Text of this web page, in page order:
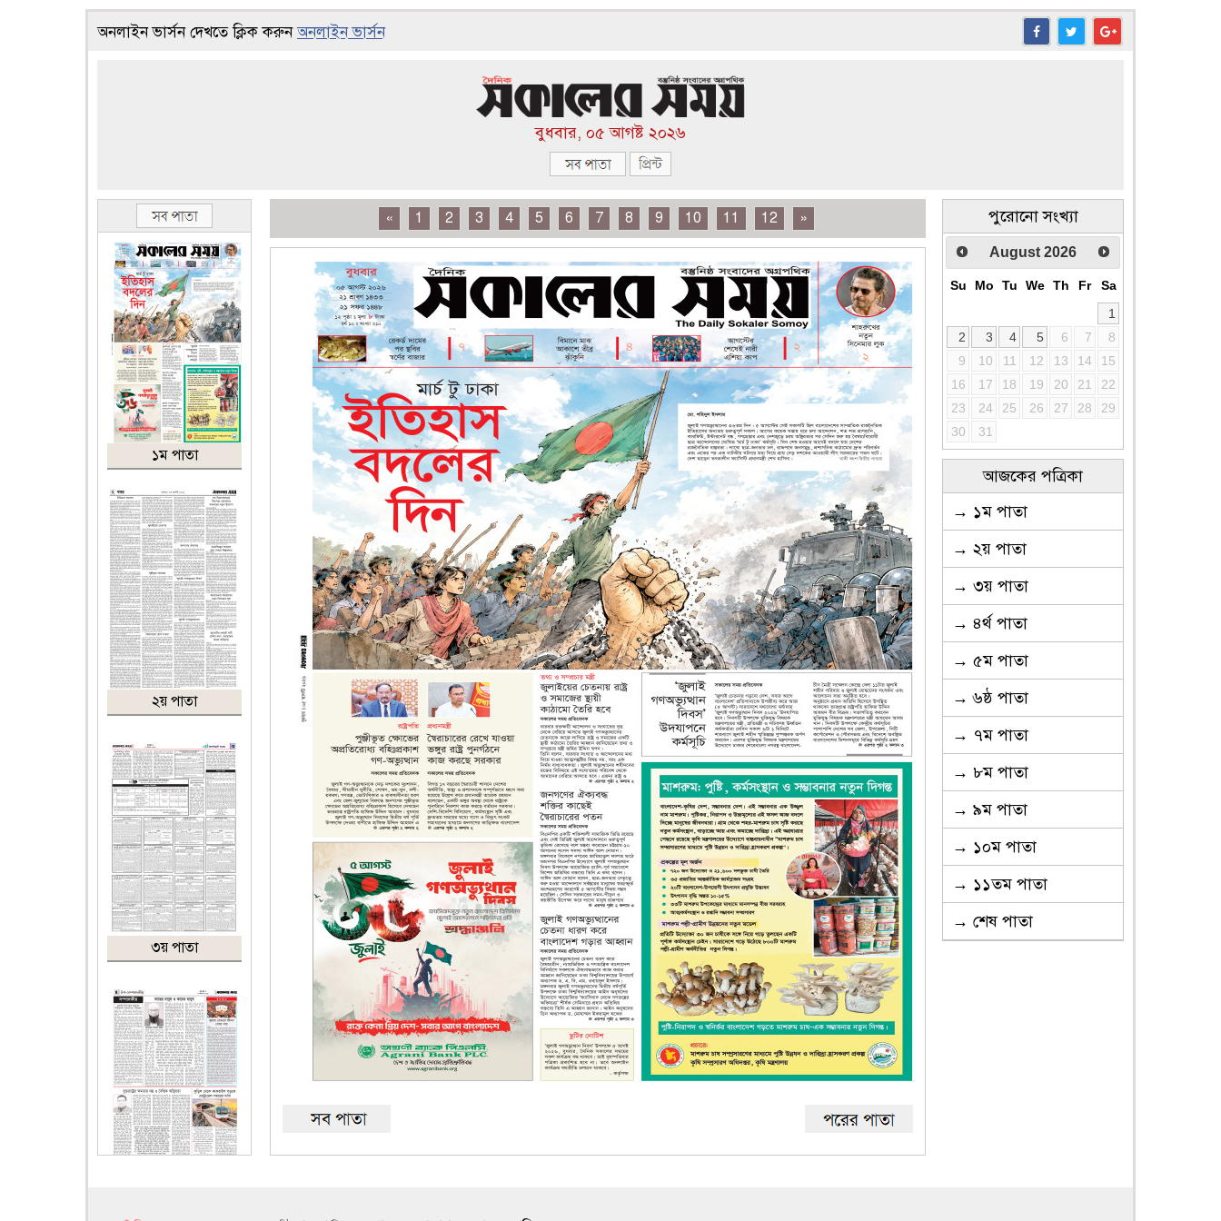
অনলাইন ভার্সন দেখতে ক্লিক করুনঅনলাইন ভার্সন
বুধবার, ০৫ আগষ্ট ২০২৬
১ম পাতা
২য় পাতা
৩য় পাতা
« 1 2 3 4 5 6 7 8 9 10 11 12 » পুরোনো সংখ্যা
August 2026
Su Mo Tu We Th Fr
Sa
1
2
3 4 5 6 7
8
9
10 11 12 13 14
15
16
17 18 19 20 21
22
23
24 25 26 27 28
29
30
31
আজকের পত্রিকা
→ ১ম পাতা
→ ২য় পাতা
→ ৩য় পাতা
→ ৪র্থ পাতা
→ ৫ম পাতা
→ ৬ষ্ঠ পাতা
→ ৭ম পাতা
→ ৮ম পাতা
→ ৯ম পাতা
→ ১০ম পাতা
→ ১১তম পাতা
→ শেষ পাতা